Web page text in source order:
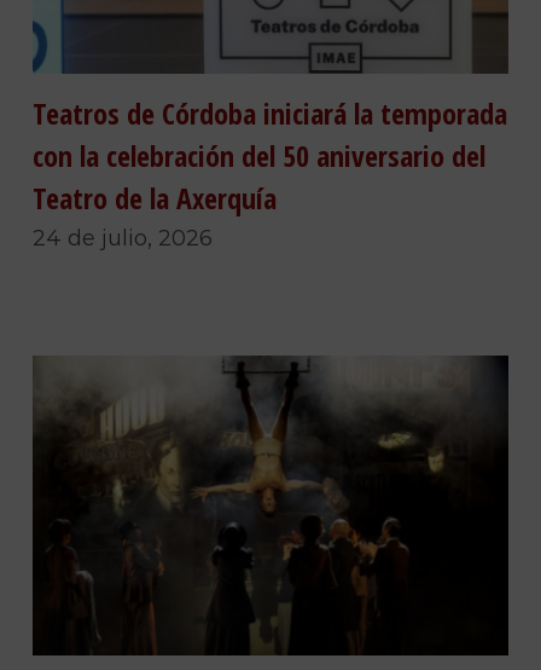
Teatros de Córdoba iniciará la temporada
con la celebración del 50 aniversario del
Teatro de la Axerquía
24 de julio, 2026